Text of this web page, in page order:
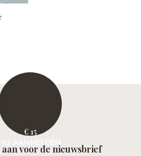
€ 15
NU AANMELDEN
voor de nieuwsbrief